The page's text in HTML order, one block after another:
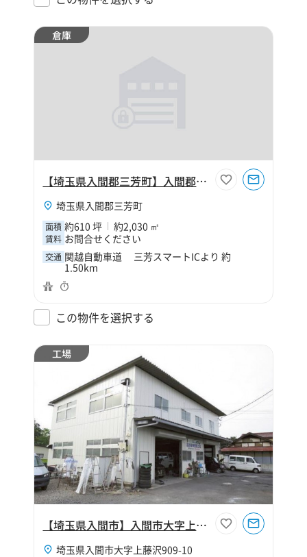
倉庫
【埼玉県入間郡三芳町】入間郡三芳町大字上富610坪倉庫
埼玉県入間郡三芳町
面積 約610 坪 約2,030 ㎡
賃料 お問合せください
交通 関越自動車道 三芳スマートICより 約
1.50km
この物件を選択する
工場
【埼玉県入間市】入間市大字上藤沢52坪工場
埼玉県入間市大字上藤沢909-10